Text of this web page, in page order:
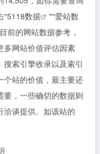
"5118数据 ""爱站数
前的网站数据参考，
多网站价值评估因素
索引擎收录以及索引
个站的价值，最主要还
要，一些确切的数据则
洽谈提供。如该站的